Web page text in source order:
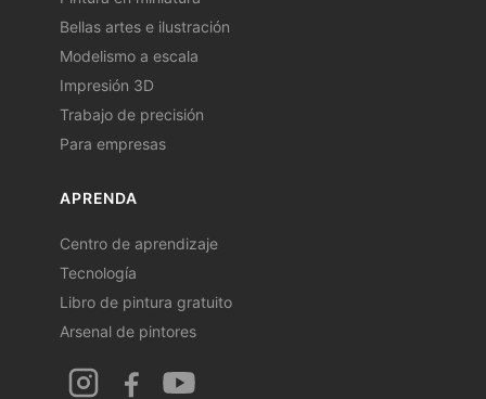
Bellas artes e ilustración
Modelismo a escala
Impresión 3D
Trabajo de precisión
Para empresas
APRENDA
Centro de aprendizaje
Tecnología
Libro de pintura gratuito
Arsenal de pintores